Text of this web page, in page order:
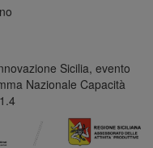
Sicilia, evento
Nazionale Capacità